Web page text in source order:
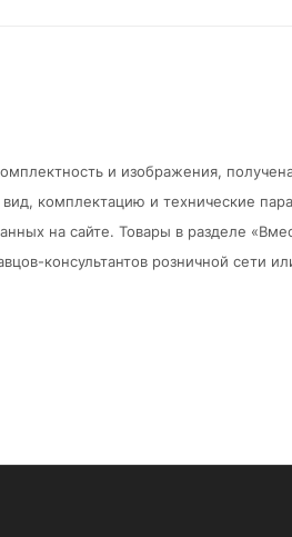
и изображения,
комплектацию и технические
на сайте. Товары в разделе
консультантов розничной сети